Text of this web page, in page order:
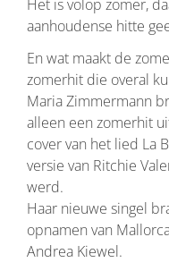
Het is volop zomer,
aanhoudense hitte
En wat maakt de
zomerhit die overal
Maria Zimmermann
alleen een zomerhit
cover van het lied La
versie van Ritchie
werd.
Haar nieuwe singel
opnamen van
Andrea Kiewel.